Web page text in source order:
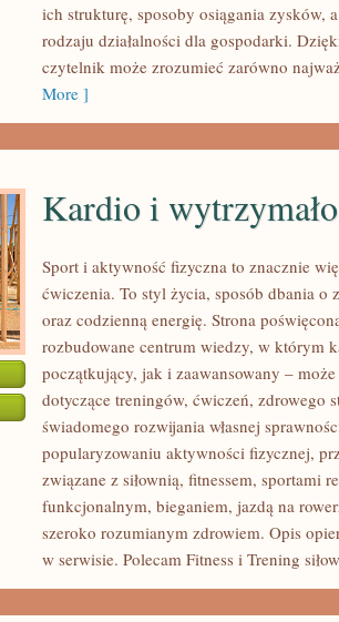
ich strukturę, sposoby osiągania zysków,
rodzaju działalności dla gospodarki.
czytelnik może zrozumieć zarówno
More ]
Kardio i
Sport i aktywność fizyczna to znacznie
ćwiczenia. To styl życia, sposób dbania o
oraz codzienną energię. Strona
rozbudowane centrum wiedzy, w którym
początkujący, jak i zaawansowany –
dotyczące treningów, ćwiczeń, zdrowego
świadomego rozwijania własnej
popularyzowaniu aktywności fizycznej,
związane z siłownią, fitnessem, sportami
funkcjonalnym, bieganiem, jazdą na
szeroko rozumianym zdrowiem. Opis
w serwisie. Polecam Fitness i Trening